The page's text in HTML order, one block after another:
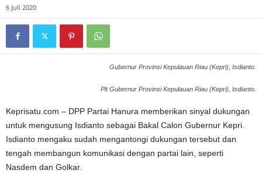
6 Juli 2020
Gubernur Provinsi Kepulauan Riau (Kepri), Isdianto.
Plt Gubernur Provinsi Kepulauan Riau (Kepri), Isdianto.
Keprisatu.com – DPP Partai Hanura memberikan sinyal dukungan
untuk mengusung Isdianto sebagai Bakal Calon Gubernur Kepri.
Isdianto mengaku sudah mengantongi dukungan tersebut dan
tengah membangun komunikasi dengan partai lain, seperti
Nasdem dan Golkar.